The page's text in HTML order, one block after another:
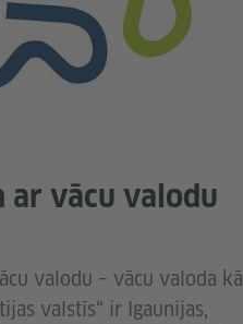
ar vācu valodu
valodu – vācu valoda kā
valstīs“ ir Igaunijas,